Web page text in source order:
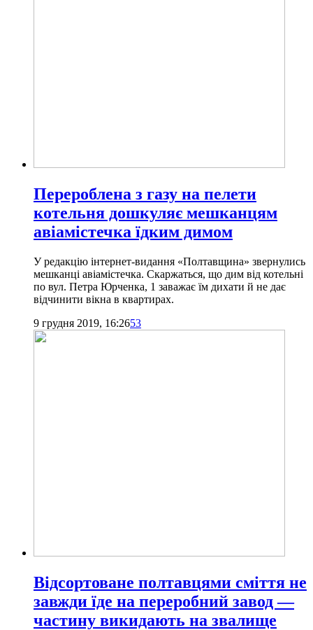
Перероблена з газу на пелети
котельня дошкуляє мешканцям
авіамістечка їдким димом
У редакцію інтернет-видання «Полтавщина» звернулись
мешканці авіамістечка. Скаржаться, що дим від котельні
по вул. Петра Юрченка, 1 заважає їм дихати й не дає
відчинити вікна в квартирах.
9 грудня 2019, 16:2653
Відсортоване полтавцями сміття не
завжди їде на переробний завод —
частину викидають на звалище